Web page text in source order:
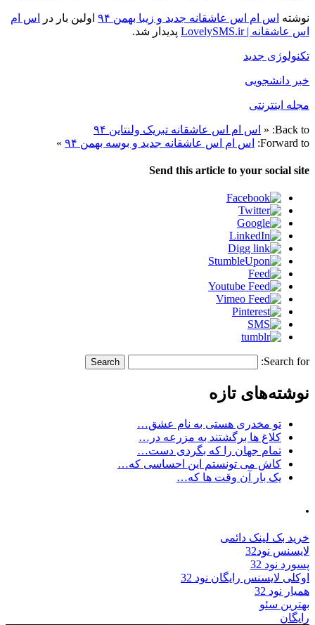
نوشته اس ام اس عاشقانه جدید و زیبا بهمن ۹۴ اولین بار در
اس ام
اس عاشقانه | LovelySMS.ir
پدیدار شد.
تکنولوژی جدید
خبر دانشجویی
مجله اینترنتی
Back to:
« اس ام اس عاشقانه تبریک ولنتاین ۹۴
Forward to:
اس ام اس عاشقانه جدید و بوسه بهمن ۹۴ »
Send this article to your social site
Search for:
نوشته‌های تازه
تو مخدری هستی به نام عشق…
کلاغ ها برگشتند به مزرعه در…
تمام جهان را که بگردی دست…
کاش می تونستم این احساسی که…
یک بار آن وقت ها که…
.
خرید بک لینک دائمی
لایسنس نود32
پسورد نود 32
اوکلی لایسنس رایگان نود 32
همیار نود 32
بهترین سئو
رایگان